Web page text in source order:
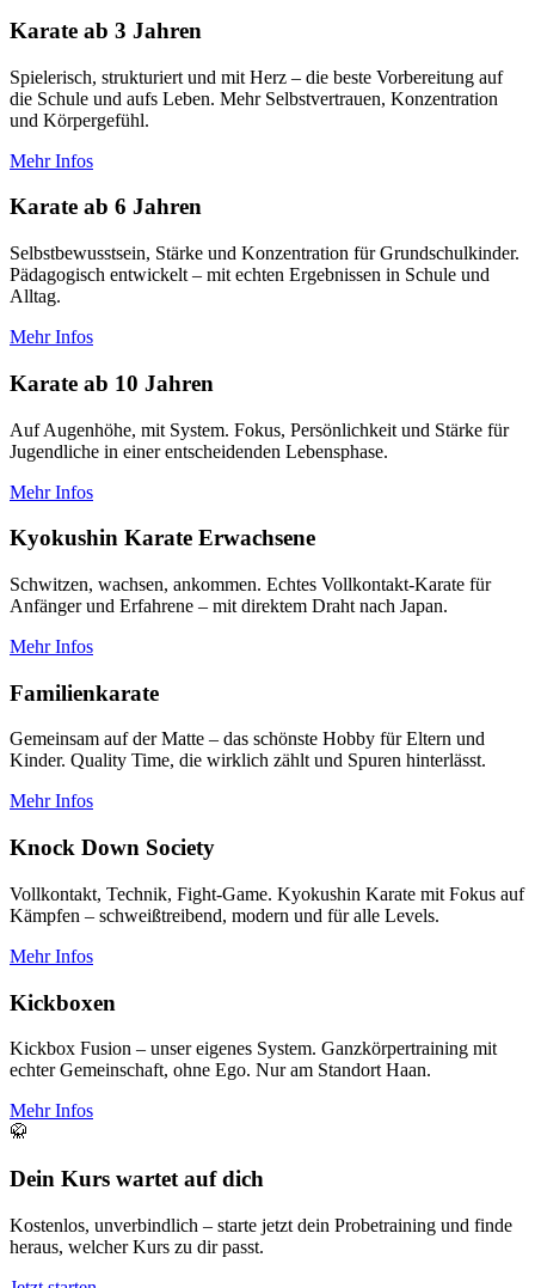
Karate ab 3 Jahren
Spielerisch, strukturiert und mit Herz – die beste Vorbereitung auf
die Schule und aufs Leben. Mehr Selbstvertrauen, Konzentration
und Körpergefühl.
Mehr Infos
Karate ab 6 Jahren
Selbstbewusstsein, Stärke und Konzentration für Grundschulkinder.
Pädagogisch entwickelt – mit echten Ergebnissen in Schule und
Alltag.
Mehr Infos
Karate ab 10 Jahren
Auf Augenhöhe, mit System. Fokus, Persönlichkeit und Stärke für
Jugendliche in einer entscheidenden Lebensphase.
Mehr Infos
Kyokushin Karate Erwachsene
Schwitzen, wachsen, ankommen. Echtes Vollkontakt-Karate für
Anfänger und Erfahrene – mit direktem Draht nach Japan.
Mehr Infos
Familienkarate
Gemeinsam auf der Matte – das schönste Hobby für Eltern und
Kinder. Quality Time, die wirklich zählt und Spuren hinterlässt.
Mehr Infos
Knock Down Society
Vollkontakt, Technik, Fight-Game. Kyokushin Karate mit Fokus auf
Kämpfen – schweißtreibend, modern und für alle Levels.
Mehr Infos
Kickboxen
Kickbox Fusion – unser eigenes System. Ganzkörpertraining mit
echter Gemeinschaft, ohne Ego. Nur am Standort Haan.
Mehr Infos
🥋
Dein Kurs wartet auf dich
Kostenlos, unverbindlich – starte jetzt dein Probetraining und finde
heraus, welcher Kurs zu dir passt.